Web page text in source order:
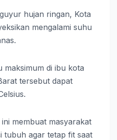
hujan ringan, Kota
mengalami suhu
maksimum di ibu kota
tersebut dapat
membuat masyarakat
tubuh agar tetap fit saat